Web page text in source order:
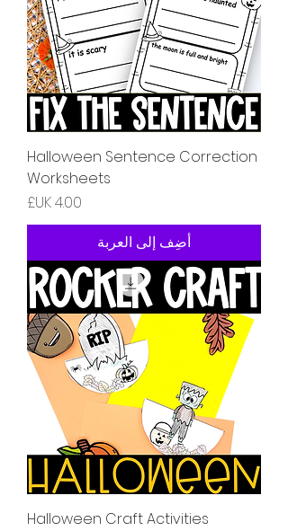
Halloween Sentence Correction
Worksheets
السعر
أضِف إلى العربة
Halloween Craft Activities